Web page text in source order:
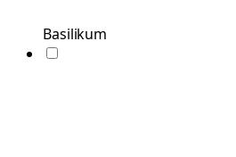
Basilikum